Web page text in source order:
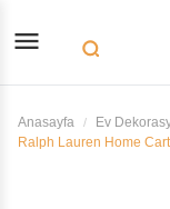
menu search
Anasayfa Ev
Ralph Lauren Home